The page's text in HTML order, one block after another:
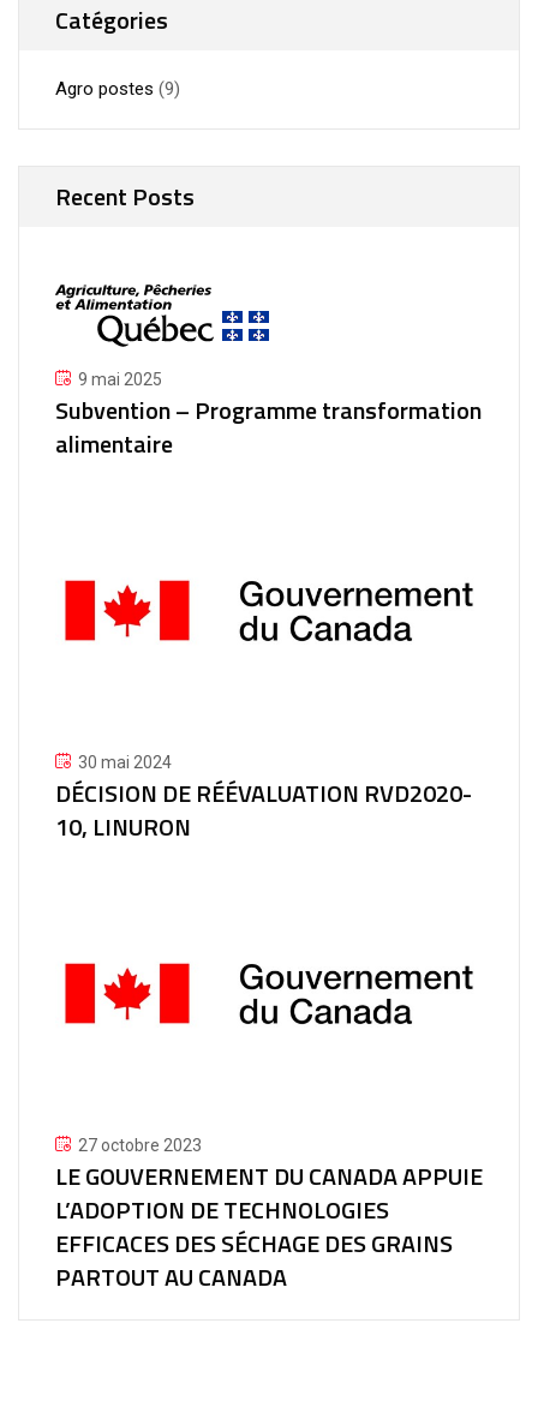
Catégories
Agro postes (9)
Recent Posts
9 mai 2025
Subvention – Programme transformation
alimentaire
30 mai 2024
DÉCISION DE RÉÉVALUATION RVD2020-
10, LINURON
27 octobre 2023
LE GOUVERNEMENT DU CANADA APPUIE
L’ADOPTION DE TECHNOLOGIES
EFFICACES DES SÉCHAGE DES GRAINS
PARTOUT AU CANADA